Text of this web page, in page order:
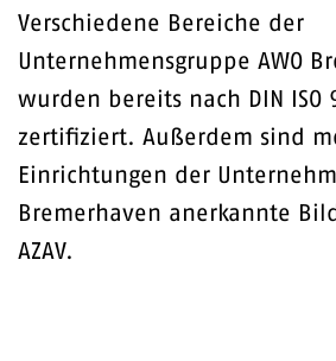
Verschiedene Bereiche der
Unternehmensgruppe AWO
wurden bereits nach DIN ISO
zertifiziert. Außerdem sind
Einrichtungen der
Bremerhaven anerkannte
AZAV.